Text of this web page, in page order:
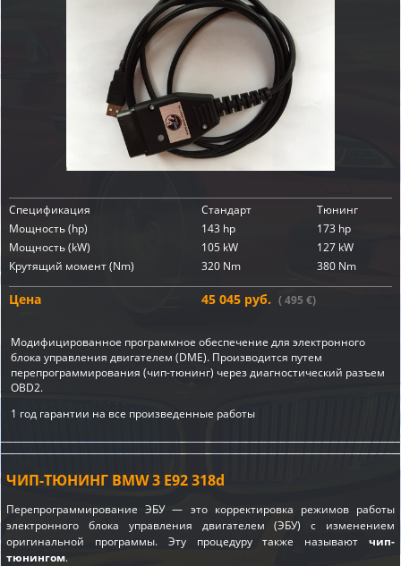
Спецификация Стандарт
Тюнинг
Мощность (hp)
143 hp
173 hp
Мощность (kW)
105 kW
127 kW
Крутящий момент (Nm)
320 Nm 380 Nm
Цена 45 045 руб. ( 495 €)
Модифицированное программное обеспечение для электронного
блока управления двигателем (DME). Производится путем
перепрограммирования (чип-тюнинг) через диагностический разъем
OBD2.
1 год гарантии на все произведенные работы
ЧИП-ТЮНИНГ BMW 3 E92 318d
Перепрограммирование ЭБУ — это корректировка режимов работы
электронного блока управления двигателем (ЭБУ) с изменением
оригинальной программы. Эту процедуру также называют чип-
тюнингом.